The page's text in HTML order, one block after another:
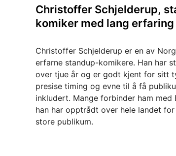
o
s
t
d
i
n
Christoffer Schjelderup,
komiker med lang erfaring
Christoffer Schjelderup er en av
erfarne standup-komikere. Han har
over tjue år og er godt kjent for sitt
presise timing og evne til å få
inkludert. Mange forbinder ham med
han har opptrådt over hele landet
store publikum.